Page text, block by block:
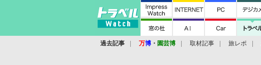
過去記事 万博 ・ 園芸博 取材記事 旅レポ